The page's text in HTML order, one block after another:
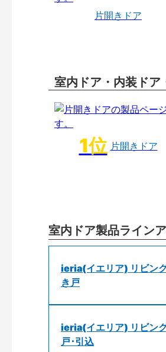
片開きドア
室内ドア・内装ドア
片開きドア
室内ドア製品ライン
ieria(イエリア) リビン
き戸
ieria(イエリア) リビン
戸･引込